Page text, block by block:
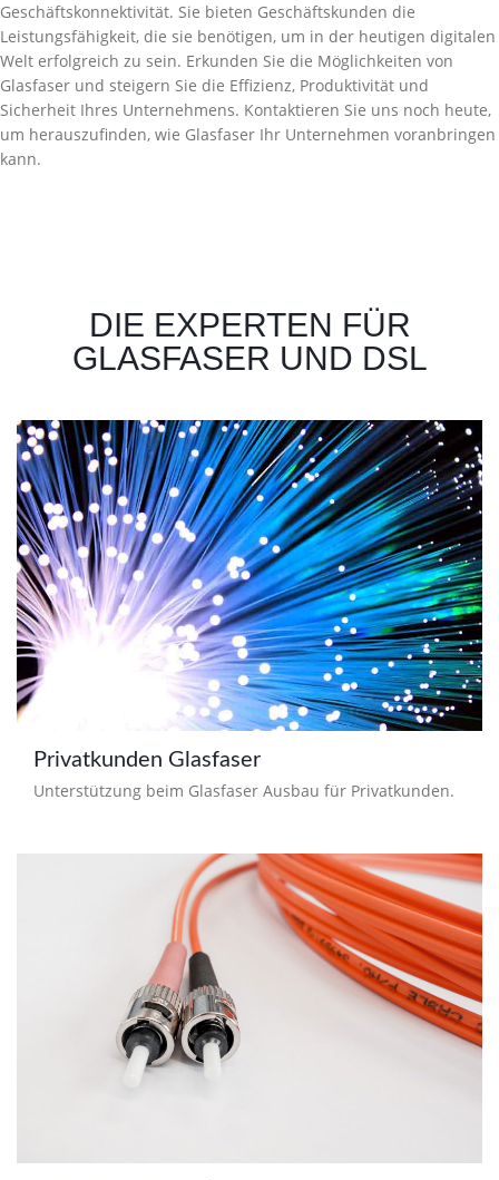
Geschäftskonnektivität. Sie bieten Geschäftskunden die
Leistungsfähigkeit, die sie benötigen, um in der heutigen digitalen
Welt erfolgreich zu sein. Erkunden Sie die Möglichkeiten von
Glasfaser und steigern Sie die Effizienz, Produktivität und
Sicherheit Ihres Unternehmens. Kontaktieren Sie uns noch heute,
um herauszufinden, wie Glasfaser Ihr Unternehmen voranbringen
kann.
DIE EXPERTEN FÜR
GLASFASER UND DSL
Privatkunden Glasfaser
Unterstützung beim Glasfaser Ausbau für Privatkunden.